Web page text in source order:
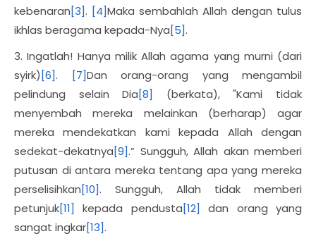
kebenaran[3]. [4]Maka sembahlah Allah dengan tulus
ikhlas beragama kepada-Nya[5].
3. Ingatlah! Hanya milik Allah agama yang murni (dari
syirk) [6]. [7]Dan orang-orang yang mengambil
pelindung selain Dia[8]
(berkata), "Kami tidak
menyembah mereka melainkan (berharap) agar
mereka mendekatkan kami kepada Allah dengan
sedekat-dekatnya[9].” Sungguh, Allah akan memberi
putusan di antara mereka tentang apa yang mereka
perselisihkan[10]. Sungguh, Allah tidak memberi
petunjuk[11] kepada pendusta[12]
dan orang yang
sangat ingkar[13].